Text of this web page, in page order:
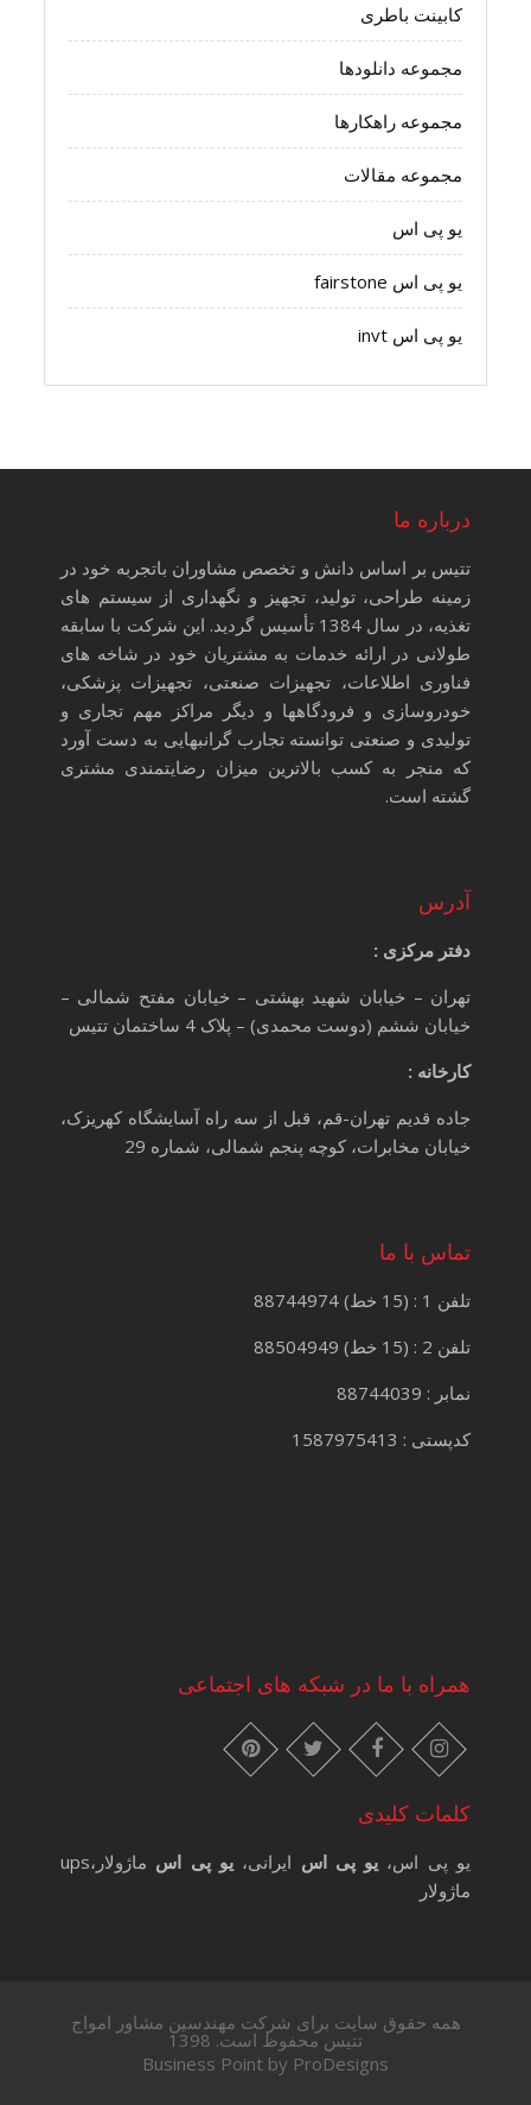
کابینت باطری
مجموعه دانلودها
مجموعه راهکارها
مجموعه مقالات
یو پی اس
یو پی اس fairstone
یو پی اس invt
درباره ما
تتیس بر اساس دانش و تخصص مشاوران باتجربه خود در
زمینه طراحی، تولید، تجهیز و نگهداری از سیستم های
تغذیه، در سال 1384 تأسیس گردید. این شرکت با سابقه
طولانی در ارائه خدمات به مشتریان خود در شاخه های
فناوری اطلاعات، تجهیزات صنعتی، تجهیزات پزشکی،
خودروسازی و فرودگاهها و دیگر مراکز مهم تجاری و
تولیدی و صنعتی توانسته تجارب گرانبهایی به دست آورد
که منجر به کسب بالاترین میزان رضایتمندی مشتری
گشته است.
آدرس
دفتر مرکزی :
تهران – خیابان شهید بهشتی – خیابان مفتح شمالی –
خیابان ششم (دوست محمدی) – پلاک 4 ساختمان تتیس
کارخانه :
جاده قدیم تهران-قم، قبل از سه راه آسایشگاه کهریزک،
خیابان مخابرات، کوچه پنجم شمالی، شماره 29
تماس با ما
تلفن 1 : (15 خط) 88744974
تلفن 2 : (15 خط) 88504949
نمابر : 88744039
کدپستی : 1587975413
همراه با ما در شبکه های اجتماعی
instagram
facebook
twitter
pinterest
کلمات کلیدی
یو پی اس، یو پی اس ایرانی،یو پی اس
ماژولار،ups
ماژولار
همه حقوق سایت برای شرکت مهندسین مشاور امواج
تتیس محفوظ است. 1398
Business Point by ProDesigns